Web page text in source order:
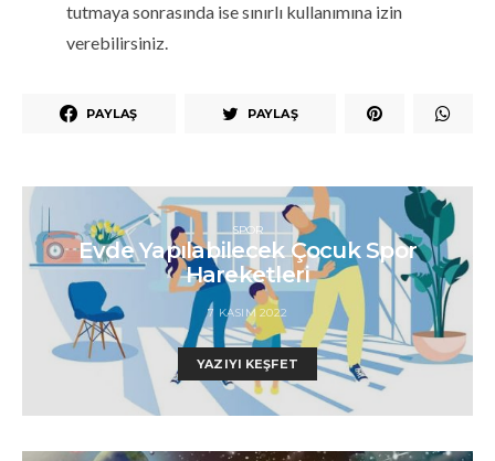
tutmaya sonrasında ise sınırlı kullanımına izin
verebilirsiniz.
PAYLAŞ PAYLAŞ
SPOR
Evde Yapılabilecek Çocuk Spor
Hareketleri
7 KASIM 2022
YAZIYI KEŞFET